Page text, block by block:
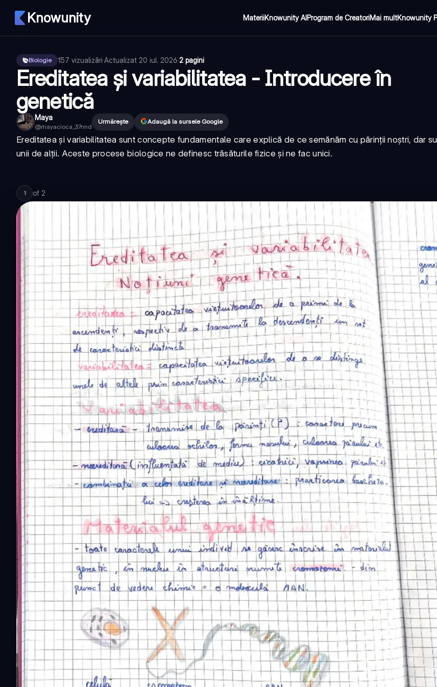
Knowunity MateriiKnowunity AIProgram de CreatoriMai multKnowunity
Biologie 157 vizualizări·Actualizat 20 iul. 2026·2 pagini
Ereditatea și variabilitatea - Introducere în
genetică
Maya
@mayacioca_37nnd
Urmărește Adaugă la sursele Google
Ereditatea și variabilitatea sunt concepte fundamentale care explică de ce semănăm cu părinții noștri, dar
unii de alții. Aceste procese biologice ne definesc trăsăturile fizice și ne fac unici.
1 of 2